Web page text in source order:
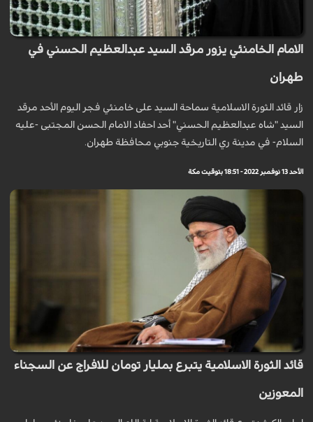
الامام الخامنئي يزور مرقد السيد عبدالعظيم الحسني في
طهران
زار قائد الثورة الاسلامية سماحة السيد على خامنئي فجر اليوم الأحد مرقد
السيد "شاه عبدالعظیم الحسني" أحد احفاد الامام الحسن المجتبى -عليه
السلام- في مدينة ري التاريخية جنوبي محافظة طهران.
الأحد 13 نوفمبر 2022 - 18:51 بتوقيت مكة
قائد الثورة الاسلامية يتبرع بمليار تومان للافراج عن السجناء
المعوزين